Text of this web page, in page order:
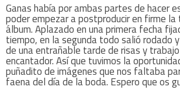
Ganas había por ambas partes de hacer
poder empezar a postproducir en firme
álbum. Aplazado en una primera fecha
tiempo, en la segunda todo salió rodado
de una entrañable tarde de risas y
encantador. Así que tuvimos la
puñadito de imágenes que nos faltaba
faena del día de la boda. Espero que os